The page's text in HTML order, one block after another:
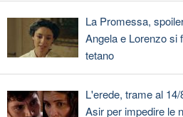
La Promessa,
Angela e Lorenzo si
tetano
L'erede, trame al
Asir per impedire le